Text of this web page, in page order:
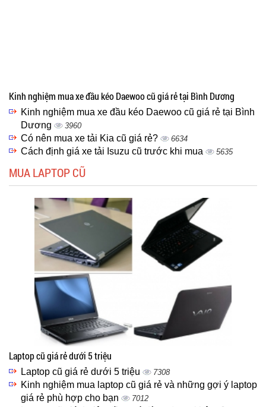
Kinh nghiệm mua xe đầu kéo Daewoo cũ giá rẻ tại Bình Dương
Kinh nghiệm mua xe đầu kéo Daewoo cũ giá rẻ tại Bình
Dương
3960
Có nên mua xe tải Kia cũ giá rẻ? 6634
Cách định giá xe tải Isuzu cũ trước khi mua 5635
MUA LAPTOP CŨ
Laptop cũ giá rẻ dưới 5 triệu
Laptop cũ giá rẻ dưới 5 triệu 7308
Kinh nghiệm mua laptop cũ giá rẻ và những gợi ý laptop
giá rẻ phù hợp cho bạn
7012